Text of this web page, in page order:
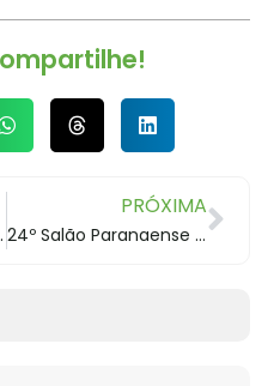
PRÓXIMA
24º Salão Paranaense de Turismo